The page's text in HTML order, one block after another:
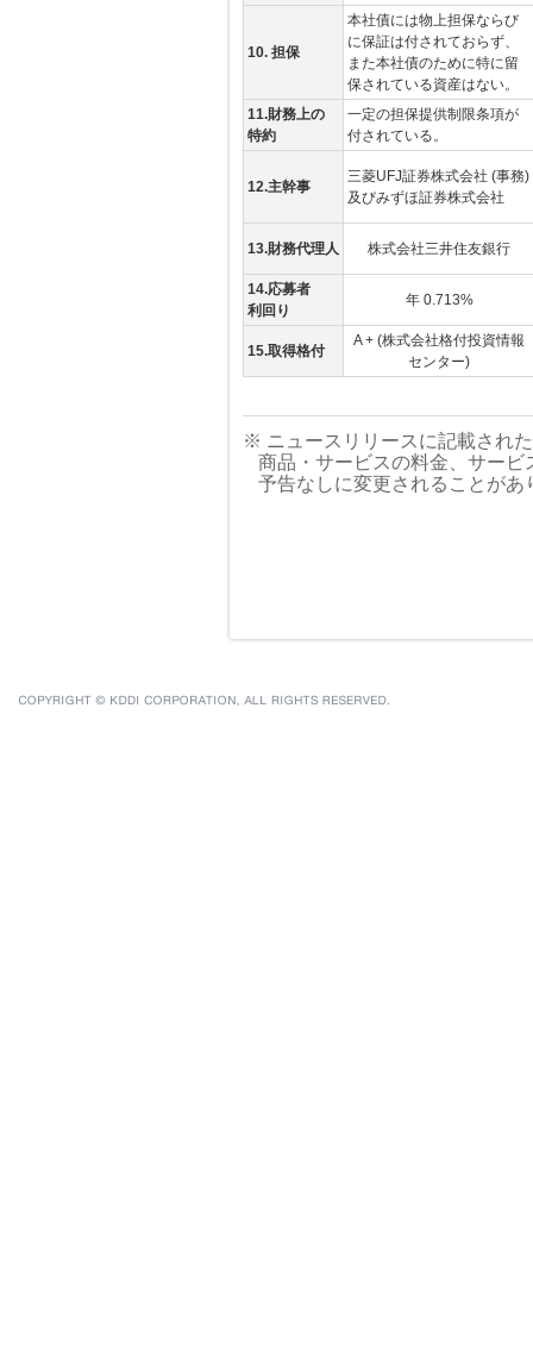
10. 担保
本社債には物上担保ならび
に保証は付されておらず、
また本社債のために特に留
保されている資産はない。
11.財務上の
特約
一定の担保提供制限条項が
付されている。
12.主幹事
三菱UFJ証券株式会社 (事務)
及びみずほ証券株式会社
13.財務代理人 株式会社三井住友銀行
14.応募者
利回り
年 0.713%
15.取得格付
A + (株式会社格付投資情報
センター)
※ ニュースリリースに記載され
商品・サービスの料金、サー
予告なしに変更されることが